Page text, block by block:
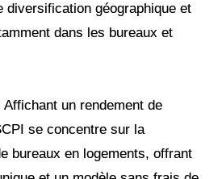
diversification géographique et
dans les bureaux et
Affichant un rendement de
se concentre sur la
bureaux en logements, offrant